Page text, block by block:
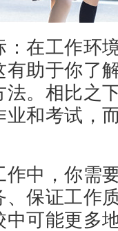
：在工作环
有助于你了
法。相比之
业和考试，
作中，你需
、保证工作
中可能更多